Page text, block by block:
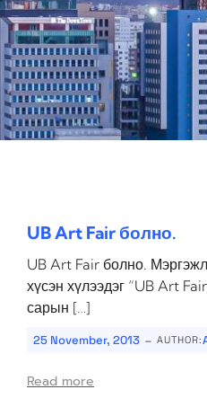
UB Art Fair болно.
UB Art Fair болно.
хүсэн хүлээдэг “UB Art
сарын […]
25 November, 2013 - AUTHOR:
Read more